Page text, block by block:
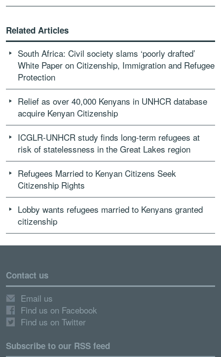
Related Articles
South Africa: Civil society slams ‘poorly drafted’
White Paper on Citizenship, Immigration and Refugee
Protection
Relief as over 40,000 Kenyans in UNHCR database
acquire Kenyan Citizenship
ICGLR-UNHCR study finds long-term refugees at
risk of statelessness in the Great Lakes region
Refugees Married to Kenyan Citizens Seek
Citizenship Rights
Lobby wants refugees married to Kenyans granted
citizenship
Contact us
Email us
Find us on Facebook
Find us on Twitter
Subscribe to our RSS feed